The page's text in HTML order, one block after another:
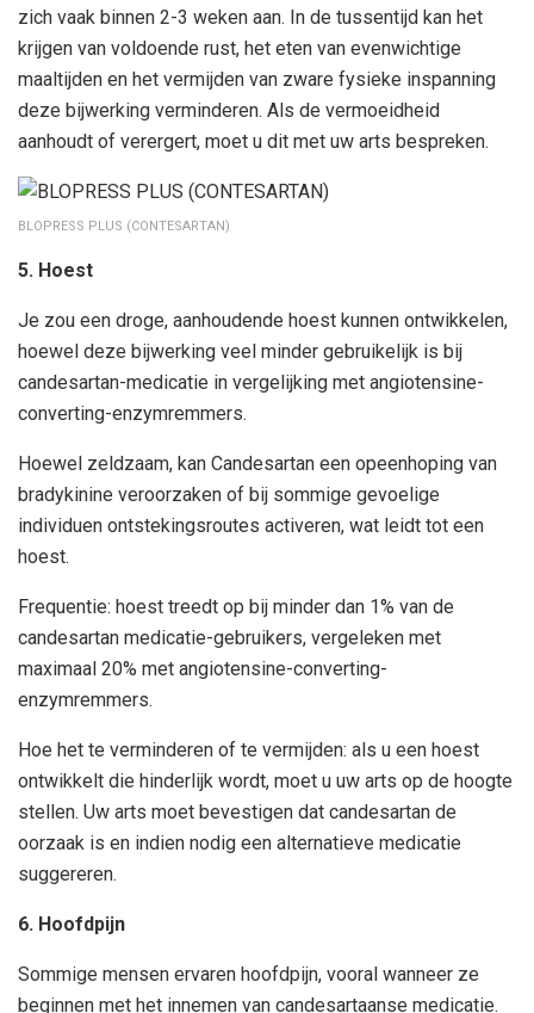
zich vaak binnen 2-3 weken aan. In de tussentijd kan het
krijgen van voldoende rust, het eten van evenwichtige
maaltijden en het vermijden van zware fysieke inspanning
deze bijwerking verminderen. Als de vermoeidheid
aanhoudt of verergert, moet u dit met uw arts bespreken.
BLOPRESS PLUS (CONTESARTAN)
5. Hoest
Je zou een droge, aanhoudende hoest kunnen ontwikkelen,
hoewel deze bijwerking veel minder gebruikelijk is bij
candesartan-medicatie in vergelijking met angiotensine-
converting-enzymremmers.
Hoewel zeldzaam, kan Candesartan een opeenhoping van
bradykinine veroorzaken of bij sommige gevoelige
individuen ontstekingsroutes activeren, wat leidt tot een
hoest.
Frequentie: hoest treedt op bij minder dan 1% van de
candesartan medicatie-gebruikers, vergeleken met
maximaal 20% met angiotensine-converting-
enzymremmers.
Hoe het te verminderen of te vermijden: als u een hoest
ontwikkelt die hinderlijk wordt, moet u uw arts op de hoogte
stellen. Uw arts moet bevestigen dat candesartan de
oorzaak is en indien nodig een alternatieve medicatie
suggereren.
6. Hoofdpijn
Sommige mensen ervaren hoofdpijn, vooral wanneer ze
beginnen met het innemen van candesartaanse medicatie.